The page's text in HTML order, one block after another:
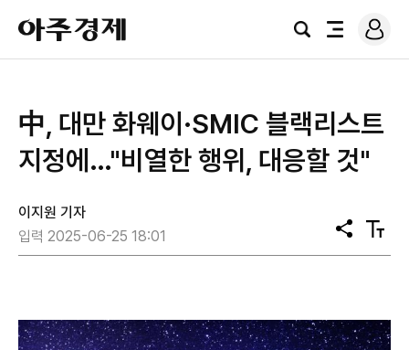
아
주
경
검
전
로
그
中, 대만 화웨이·SMIC 블랙리스트
지정에…"비열한 행위, 대응할 것"
이지원 기자
입력 2025-06-25 18:01
공
유
텍
스